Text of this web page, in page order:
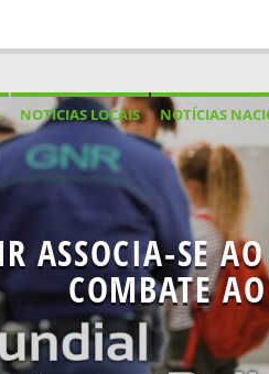
NOTÍCIAS LOCAIS NOTÍCIAS
ASSOCIA-SE
COMBATE